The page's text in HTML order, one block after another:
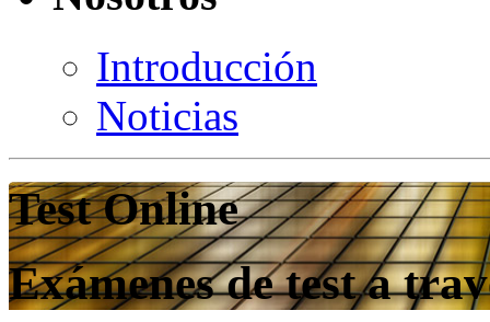
Introducción
Noticias
Test Online
Exámenes de test a